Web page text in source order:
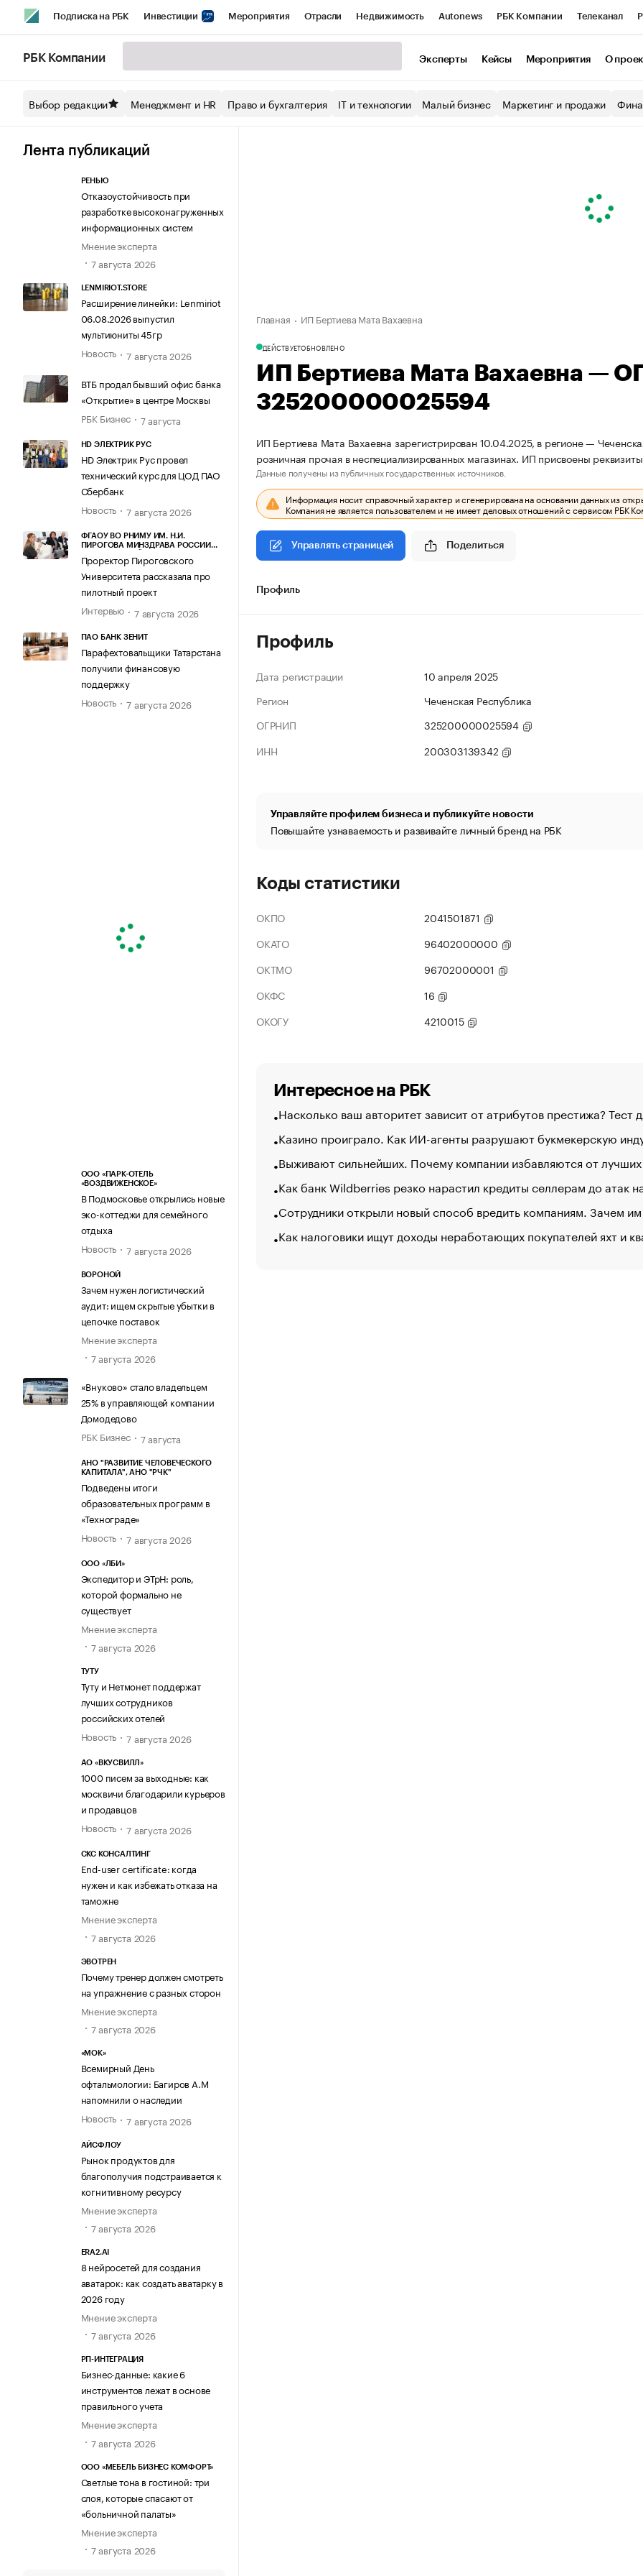
Подписка на РБК Инвестиции Мероприятия Отрасли Недвижимость Autonews РБК Компании Телеканал
Спецпроекты СПб Конференции СПб Спецпроекты Экономика Бизнес
Технологии и медиа
РБК Компании Эксперты Кейсы Мероприятия О
Выбор редакции Менеджмент и HR Право и бухгалтерия IT и технологии Малый бизнес Маркетинг и продажи
Лента публикаций
РЕНЬЮ
Отказоустойчивость при
разработке высоконагруженных
информационных систем
Мнение эксперта
7 августа 2026
LENMIRIOT.STORE
Расширение линейки: Lenmiriot
06.08.2026 выпустил
мультиюниты 45гр
Новость
7 августа 2026
ВТБ продал бывший офис банка
«Открытие» в центре Москвы
РБК Бизнес
7 августа
HD ЭЛЕКТРИК РУС
HD Электрик Рус провел
технический курс для ЦОД ПАО
Сбербанк
Новость
7 августа 2026
ФГАОУ ВО РНИМУ ИМ. Н.И.
ПИРОГОВА МИНЗДРАВА РОССИИ
Проректор Пироговского
Университета рассказала про
пилотный проект
Интервью
7 августа 2026
ПАО БАНК ЗЕНИТ
Парафехтовальщики Татарстана
получили финансовую
поддержку
Новость
7 августа 2026
ООО «ПАРК-ОТЕЛЬ
«ВОЗДВИЖЕНСКОЕ»
В Подмосковье открылись новые
эко-коттеджи для семейного
отдыха
Новость
7 августа 2026
ВОРОНОЙ
Зачем нужен логистический
аудит: ищем скрытые убытки в
цепочке поставок
Мнение эксперта
7 августа 2026
«Внуково» стало владельцем
25% в управляющей компании
Домодедово
РБК Бизнес
7 августа
АНО "РАЗВИТИЕ ЧЕЛОВЕЧЕСКОГО
КАПИТАЛА", АНО "РЧК"
Подведены итоги
образовательных программ в
«Технограде»
Новость
7 августа 2026
ООО «ЛБИ»
Экспедитор и ЭТрН: роль,
которой формально не
существует
Мнение эксперта
7 августа 2026
ТУТУ
Туту и Нетмонет поддержат
лучших сотрудников
российских отелей
Новость
7 августа 2026
АО «ВКУСВИЛЛ»
1000 писем за выходные: как
москвичи благодарили курьеров
и продавцов
Новость
7 августа 2026
СКС КОНСАЛТИНГ
End-user certificate: когда
нужен и как избежать отказа на
таможне
Мнение эксперта
7 августа 2026
ЭВОТРЕН
Почему тренер должен смотреть
на упражнение с разных сторон
Мнение эксперта
7 августа 2026
«МОК»
Всемирный День
офтальмологии: Багиров А.М
напомнили о наследии
Новость
7 августа 2026
АЙСФЛОУ
Рынок продуктов для
благополучия подстраивается к
когнитивному ресурсу
Мнение эксперта
7 августа 2026
ERA2.AI
8 нейросетей для создания
аватарок: как создать аватарку в
2026 году
Мнение эксперта
7 августа 2026
РП-ИНТЕГРАЦИЯ
Бизнес-данные: какие 6
инструментов лежат в основе
правильного учета
Мнение эксперта
7 августа 2026
ООО «МЕБЕЛЬ БИЗНЕС КОМФОРТ»
Светлые тона в гостиной: три
слоя, которые спасают от
«больничной палаты»
Мнение эксперта
7 августа 2026
Главная ИП Бертиева Мата Вахаевна
ДЕЙСТВУЕТОБНОВЛЕНО
ИП Бертиева Мата Вахаевна —
325200000025594
ИП Бертиева Мата Вахаевна зарегистрирован 10.04.2025, в регионе —
розничная прочая в неспециализированных магазинах. ИП присвоены
Данные получены из публичных государственных источников.
Информация носит справочный характер и сгенерирована на основании данных из
Компания не является пользователем и не имеет деловых отношений с сервисом РБК
Управлять страницей Поделиться
Профиль
Профиль
Дата регистрации
10 апреля 2025
Регион
Чеченская Республика
ОГРНИП
325200000025594
ИНН
200303139342
Управляйте профилем бизнеса и публикуйте новости
Повышайте узнаваемость и развивайте личный бренд на РБК
Коды статистики
ОКПО
2041501871
ОКАТО
96402000000
ОКТМО
96702000001
ОКФС
16
ОКОГУ
4210015
Интересное на РБК
Насколько ваш авторитет зависит от атрибутов престижа? Тест
Казино проиграло. Как ИИ-агенты разрушают букмекерскую
Выживают сильнейших. Почему компании избавляются от лучших
Как банк Wildberries резко нарастил кредиты селлерам до атак
Сотрудники открыли новый способ вредить компаниям. Зачем
Как налоговики ищут доходы неработающих покупателей яхт и